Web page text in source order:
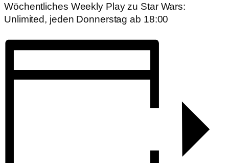
Wöchentliches Weekly Play zu Star Wars:
Unlimited, jeden Donnerstag ab 18:00